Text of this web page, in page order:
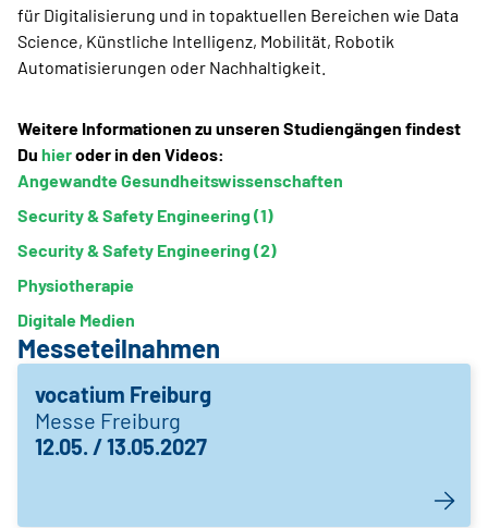
für Digitalisierung und in topaktuellen Bereichen wie Data
Science, Künstliche Intelligenz, Mobilität, Robotik
Automatisierungen oder Nachhaltigkeit.
Weitere Informationen zu unseren Studiengängen findest
Du hieroder in den Videos:
Angewandte Gesundheitswissenschaften
Security & Safety Engineering (1)
Security & Safety Engineering (2)
Physiotherapie
Digitale Medien
Messeteilnahmen
vocatium Freiburg
Messe Freiburg
12.05. / 13.05.2027